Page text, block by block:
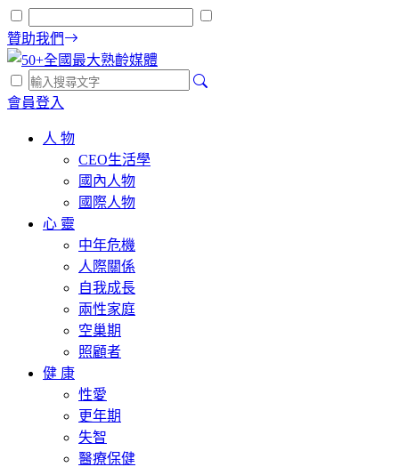
贊助我們
會員登入
人 物
CEO生活學
國內人物
國際人物
心 靈
中年危機
人際關係
自我成長
兩性家庭
空巢期
照顧者
健 康
性愛
更年期
失智
醫療保健